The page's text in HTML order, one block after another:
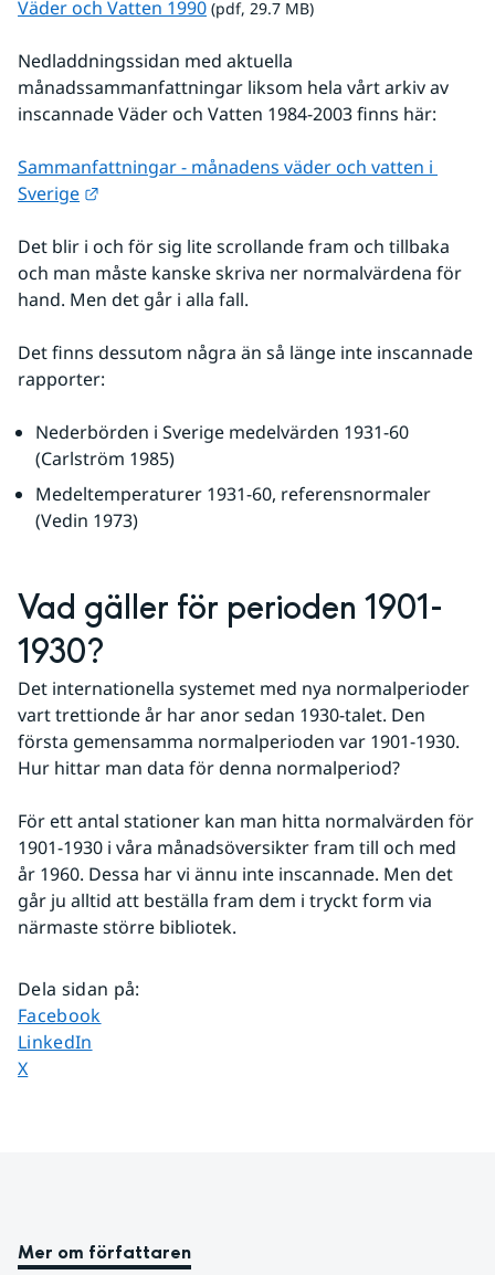
Väder och Vatten 1990pdf, 29.7 MB.
(pdf, 29.7 MB)
Nedladdningssidan med aktuella
månadssammanfattningar liksom hela vårt arkiv av
inscannade Väder och Vatten 1984-2003 finns här:
Sammanfattningar - månadens väder och vatten i
Sverige
Det blir i och för sig lite scrollande fram och tillbaka
och man måste kanske skriva ner normalvärdena för
hand. Men det går i alla fall.
Det finns dessutom några än så länge inte inscannade
rapporter:
Nederbörden i Sverige medelvärden 1931-60
(Carlström 1985)
Medeltemperaturer 1931-60, referensnormaler
(Vedin 1973)
Vad gäller för perioden 1901-
1930?
Det internationella systemet med nya normalperioder
vart trettionde år har anor sedan 1930-talet. Den
första gemensamma normalperioden var 1901-1930.
Hur hittar man data för denna normalperiod?
För ett antal stationer kan man hitta normalvärden för
1901-1930 i våra månadsöversikter fram till och med
år 1960. Dessa har vi ännu inte inscannade. Men det
går ju alltid att beställa fram dem i tryckt form via
närmaste större bibliotek.
Dela sidan på:
Dela sidan på
Facebook
Dela sidan på
LinkedIn
Dela sidan på
X
Mer om författaren